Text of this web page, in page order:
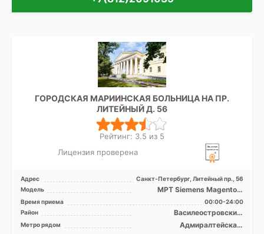
ГОРОДСКАЯ МАРИИНСКАЯ БОЛЬНИЦА НА ПР.
ЛИТЕЙНЫЙ Д. 56
Рейтинг: 3.5 из 5
Лицензия проверена
Адрес
Санкт-Петербург, Литейный пр., 56
Модель
МРТ Siemens Magentom
Avanto 1,5Т закрытый тип,
МРТ Philips Ingenia 3Т ...
Время приема
00:00-24:00
Район
Василеостровский,
Выборгский,
Красногвардейский,
Метро рядом
Адмиралтейская,